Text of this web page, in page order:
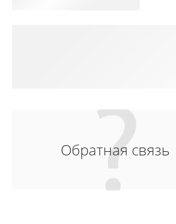
Обратная связь